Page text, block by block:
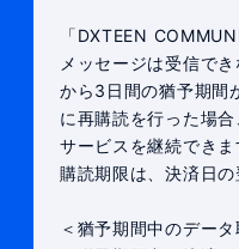
JOIN
「DXTEEN
メッセージは受信で
から3日間の猶予期間
に再購読を行った場
サービスを継続でき
購読期限は、決済日の
＜猶予期間中のデー